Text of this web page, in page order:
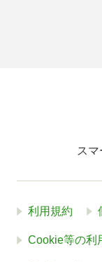
ス
利用規約
Cookie等の利